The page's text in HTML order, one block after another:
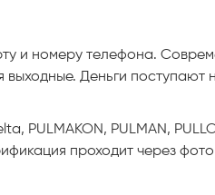
и номеру телефона.
Деньги
PULMAKON, PULMAN,
проходит через